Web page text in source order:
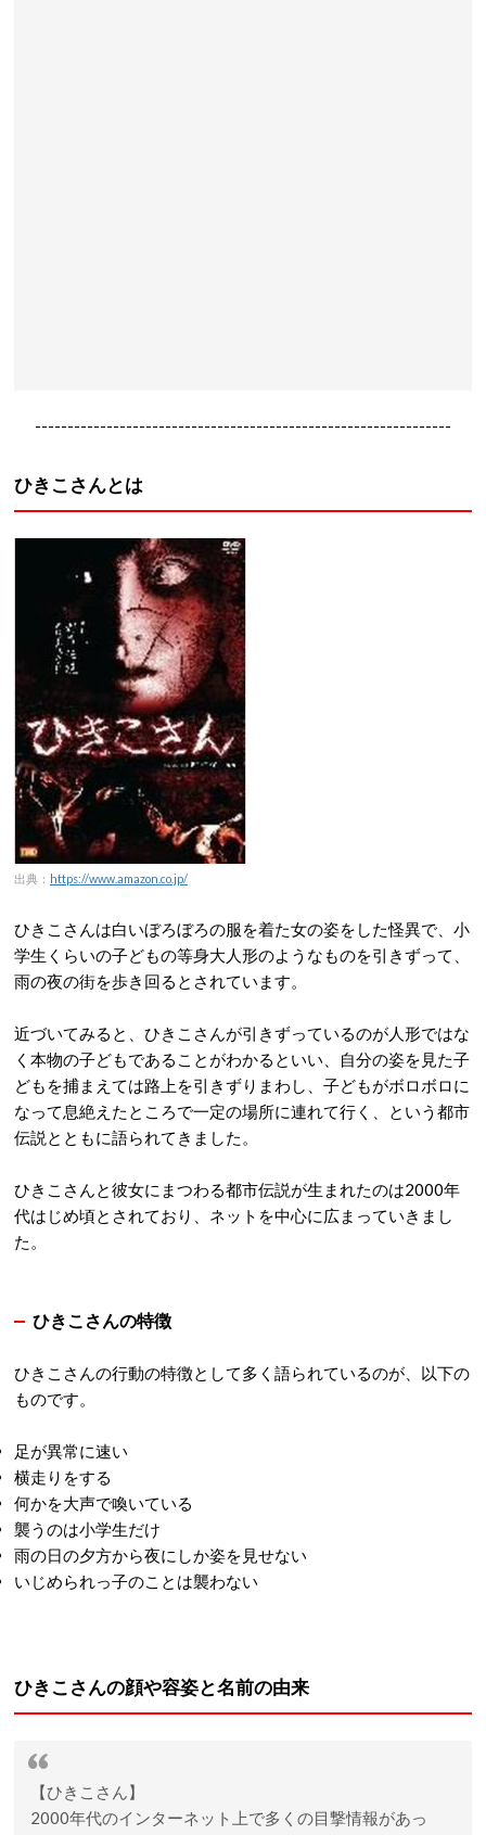
----------------------------------------------------------------
ひきこさんとは
出典： https://www.amazon.co.jp/
ひきこさんは白いぼろぼろの服を着た女の姿をした怪異で、小
学生くらいの子どもの等身大人形のようなものを引きずって、
雨の夜の街を歩き回るとされています。
近づいてみると、ひきこさんが引きずっているのが人形ではな
く本物の子どもであることがわかるといい、自分の姿を見た子
どもを捕まえては路上を引きずりまわし、子どもがボロボロに
なって息絶えたところで一定の場所に連れて行く、という都市
伝説とともに語られてきました。
ひきこさんと彼女にまつわる都市伝説が生まれたのは2000年
代はじめ頃とされており、ネットを中心に広まっていきまし
た。
ひきこさんの特徴
ひきこさんの行動の特徴として多く語られているのが、以下の
ものです。
足が異常に速い
横走りをする
何かを大声で喚いている
襲うのは小学生だけ
雨の日の夕方から夜にしか姿を見せない
いじめられっ子のことは襲わない
ひきこさんの顔や容姿と名前の由来
【ひきこさん】
2000年代のインターネット上で多くの目撃情報があっ